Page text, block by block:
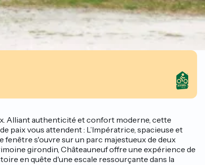
Alliant authenticité et confort moderne, cette
paix vous attendent : L’Impératrice, spacieuse et
fenêtre s'ouvre sur un parc majestueux de deux
girondin, Châteauneuf offre une expérience de
en quête d'une escale ressourçante dans la